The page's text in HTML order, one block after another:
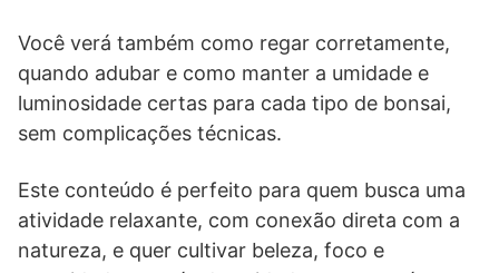
Você verá também como regar corretamente,
quando adubar e como manter a umidade e
luminosidade certas para cada tipo de bonsai,
sem complicações técnicas.
Este conteúdo é perfeito para quem busca uma
atividade relaxante, com conexão direta com a
natureza, e quer cultivar beleza, foco e